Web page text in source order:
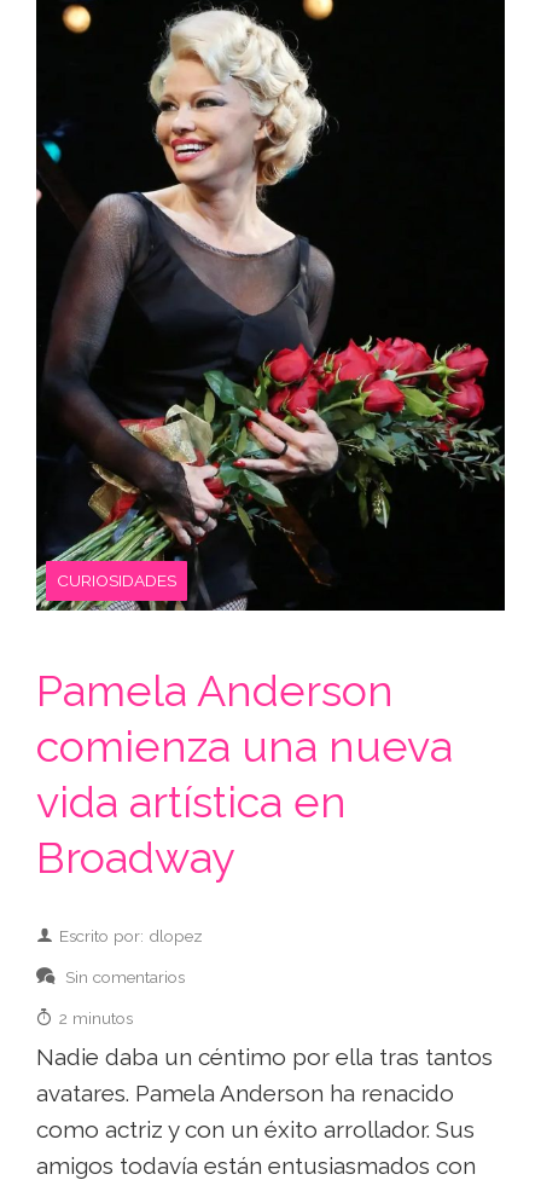
CURIOSIDADES
Pamela Anderson
comienza una nueva
vida artística en
Broadway
Escrito por: dlopez
Sin comentarios
2 minutos
Nadie daba un céntimo por ella tras tantos
avatares. Pamela Anderson ha renacido
como actriz y con un éxito arrollador. Sus
amigos todavía están entusiasmados con